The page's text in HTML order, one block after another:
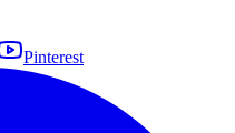
Pinterest